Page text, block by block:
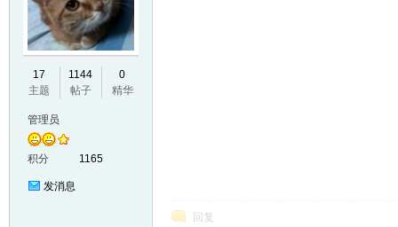
17
主题
1144
帖子
0
精华
管理员
积分 1165
发消息
回复